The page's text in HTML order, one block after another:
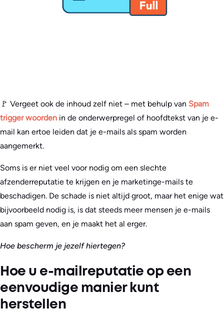
🚩 Vergeet ook de inhoud zelf niet – met behulp van Spam
trigger woorden in de onderwerpregel of hoofdtekst van je e-
mail kan ertoe leiden dat je e-mails als spam worden
aangemerkt.
Soms is er niet veel voor nodig om een slechte
afzenderreputatie te krijgen en je marketinge-mails te
beschadigen. De schade is niet altijd groot, maar het enige wat
bijvoorbeeld nodig is, is dat steeds meer mensen je e-mails
aan spam geven, en je maakt het al erger.
Hoe bescherm je jezelf hiertegen?
Hoe u e-mailreputatie op een
eenvoudige manier kunt
herstellen